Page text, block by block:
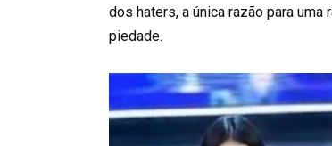
dos haters, a única razão para
piedade.